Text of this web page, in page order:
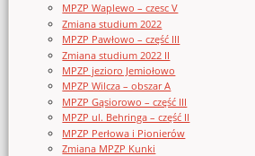
MPZP Waplewo – czesc V
Zmiana studium 2022
MPZP Pawłowo – część III
Zmiana studium 2022 II
MPZP jezioro Jemiołowo
MPZP Wilcza – obszar A
MPZP Gąsiorowo – część III
MPZP ul. Behringa – część II
MPZP Perłowa i Pionierów
Zmiana MPZP Kunki